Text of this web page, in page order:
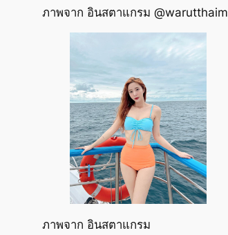
ภาพจาก อินสตาแกรม @warutthaim
ภาพจาก อินสตาแกรม